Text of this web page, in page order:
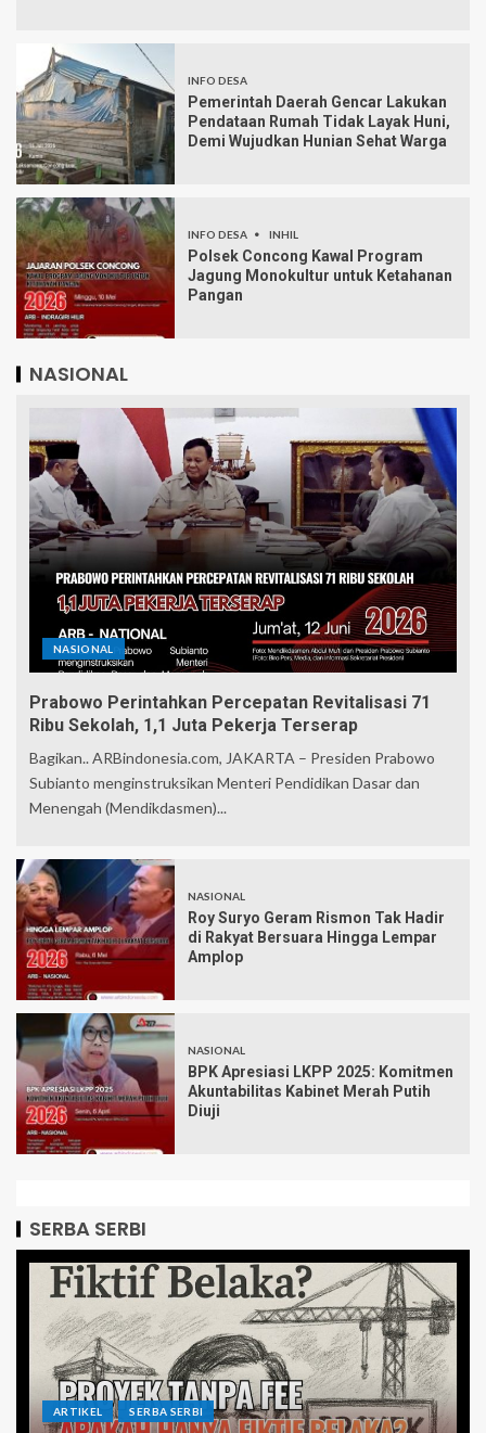
INFO DESA
Pemerintah Daerah Gencar Lakukan
Pendataan Rumah Tidak Layak Huni,
Demi Wujudkan Hunian Sehat Warga
INFO DESA INHIL
Polsek Concong Kawal Program
Jagung Monokultur untuk Ketahanan
Pangan
NASIONAL
NASIONAL
Prabowo Perintahkan Percepatan Revitalisasi 71
Ribu Sekolah, 1,1 Juta Pekerja Terserap
Bagikan.. ARBindonesia.com, JAKARTA – Presiden Prabowo
Subianto menginstruksikan Menteri Pendidikan Dasar dan
Menengah (Mendikdasmen)...
NASIONAL
Roy Suryo Geram Rismon Tak Hadir
di Rakyat Bersuara Hingga Lempar
Amplop
NASIONAL
BPK Apresiasi LKPP 2025: Komitmen
Akuntabilitas Kabinet Merah Putih
Diuji
SERBA SERBI
ARTIKEL SERBA SERBI